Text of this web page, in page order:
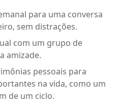
para uma conversa
sem distrações.
com um grupo de
amizade.
pessoais para
na vida, como um
de um ciclo.